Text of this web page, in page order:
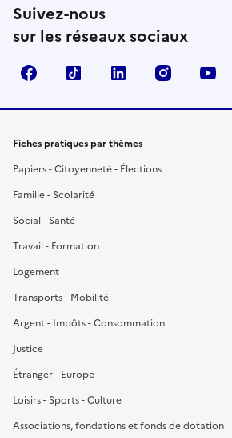
Suivez-nous
sur les réseaux sociaux
FacebookTikTok LinkedIn Instagram
Fiches pratiques par thèmes
Papiers - Citoyenneté - Élections
Famille - Scolarité
Social - Santé
Travail - Formation
Logement
Transports - Mobilité
Argent - Impôts - Consommation
Justice
Étranger - Europe
Loisirs - Sports - Culture
Associations, fondations et fonds de dotation